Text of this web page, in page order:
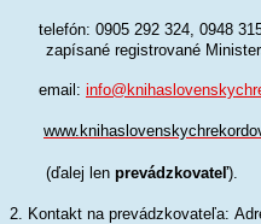
telefón: 0905 292 324, 0948
zapísané registrované
email:
www.
(ďalej len prevádzkovateľ).
2. Kontakt na prevádzkovateľa: